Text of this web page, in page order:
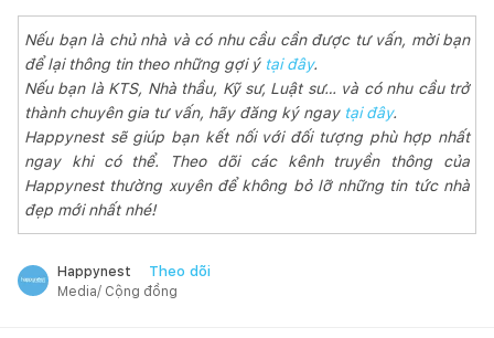
Nếu bạn là chủ nhà và có nhu cầu cần được tư vấn, mời bạn
để lại thông tin theo những gợi ý tại đây.
Nếu bạn là KTS, Nhà thầu, Kỹ sư, Luật sư… và có nhu cầu trở
thành chuyên gia tư vấn, hãy đăng ký ngay tại đây.
Happynest sẽ giúp bạn kết nối với đối tượng phù hợp nhất
ngay khi có thể. Theo dõi các kênh truyền thông của
Happynest thường xuyên để không bỏ lỡ những tin tức nhà
đẹp mới nhất nhé!
Happynest Theo dõi
Media/ Cộng đồng